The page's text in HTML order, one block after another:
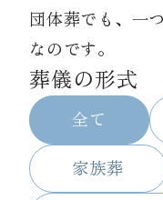
お知らせ
資料請求
お見積もり
団体葬でも、一
なのです。
葬儀の形式
全て
家族葬